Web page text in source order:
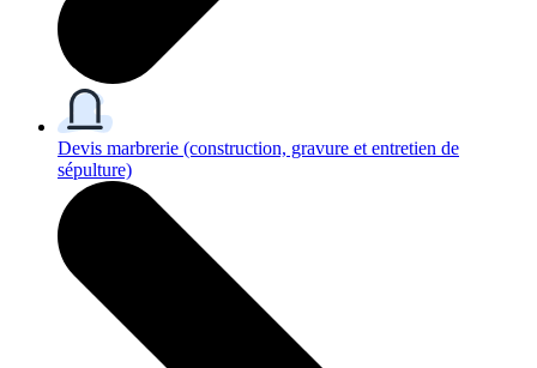
Devis marbrerie (construction, gravure et entretien de
sépulture)